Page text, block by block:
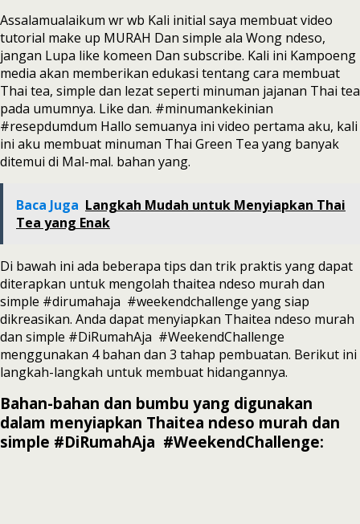
Assalamualaikum wr wb Kali initial saya membuat video
tutorial make up MURAH Dan simple ala Wong ndeso,
jangan Lupa like komeen Dan subscribe. Kali ini Kampoeng
media akan memberikan edukasi tentang cara membuat
Thai tea, simple dan lezat seperti minuman jajanan Thai tea
pada umumnya. Like dan. #minumankekinian
#resepdumdum Hallo semuanya ini video pertama aku, kali
ini aku membuat minuman Thai Green Tea yang banyak
ditemui di Mal-mal. bahan yang.
Baca Juga Langkah Mudah untuk Menyiapkan Thai
Tea yang Enak
Di bawah ini ada beberapa tips dan trik praktis yang dapat
diterapkan untuk mengolah thaitea ndeso murah dan
simple #dirumahaja #weekendchallenge yang siap
dikreasikan. Anda dapat menyiapkan Thaitea ndeso murah
dan simple #DiRumahAja #WeekendChallenge
menggunakan 4 bahan dan 3 tahap pembuatan. Berikut ini
langkah-langkah untuk membuat hidangannya.
Bahan-bahan dan bumbu yang digunakan
dalam menyiapkan Thaitea ndeso murah dan
simple #DiRumahAja #WeekendChallenge: